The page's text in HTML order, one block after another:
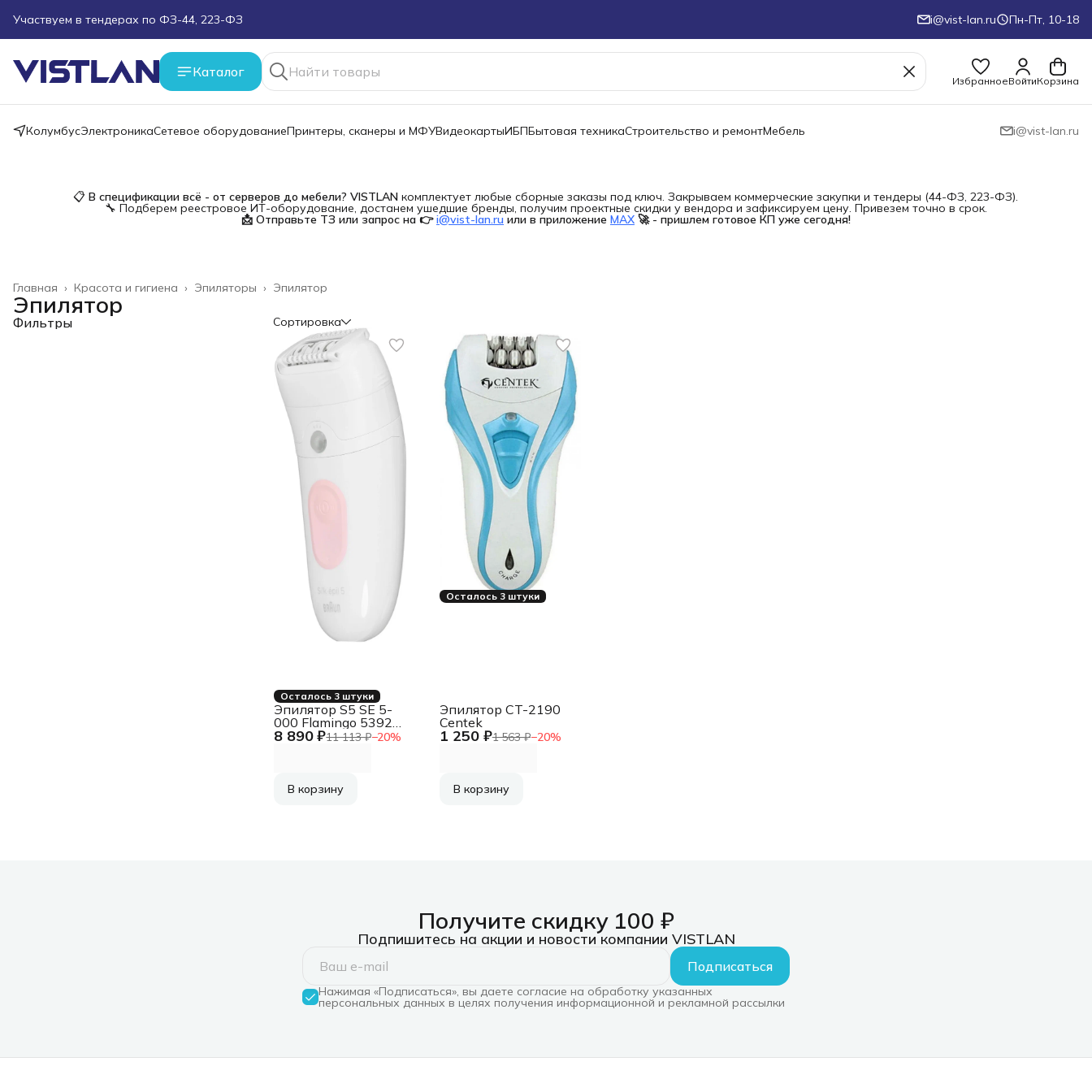
Участвуем в тендерах по ФЗ-44, 223-ФЗ
Поможем подобрать оборудование под ТЗ
Пришлите запрос на e-mail или в чат
i@vist-lan.ru Пн-Пт, 10-18
Каталог
ИзбранноеВойтиКорзина
КолумбусЭлектроникаСетевое оборудованиеПринтеры, сканеры и МФУВидеокартыИБПБытовая техникаСтроительство и ремонтМебель i@vist-lan.ru
📋В спецификации всё - от серверов до мебели? VISTLAN комплектует любые сборные заказы под ключ. Закрываем коммерческие закупки и тендеры (44-ФЗ, 223-ФЗ).
🔧 Подберем реестровое ИТ-оборудование, достанем ушедшие бренды, получим проектные скидки у вендора и зафиксируем цену. Привезем точно в срок.
📩 Отправьте ТЗ или запрос на 👉 i@vist-lan.ru или в приложение MAX 🚀 - пришлем готовое КП уже сегодня!
Эпилятор
Эпиляторы ›
Красота и гигиена ›
Главная ›
Эпилятор
Фильтры Сортировка
Осталось 3 штуки
8 890 ₽11 113 ₽−20%
Эпилятор S5 SE 5-
000 Flamingo 5392
BRAUN
В корзину
Осталось 3 штуки
1 250 ₽1 563 ₽−20%
Эпилятор CT-2190
Centek
В корзину
Получите скидку 100 ₽
Подпишитесь на акции и новости компании VISTLAN
Подписаться
Нажимая «Подписаться», вы даете согласие на обработку указанных
персональных данных в целях получения информационной и рекламной рассылки